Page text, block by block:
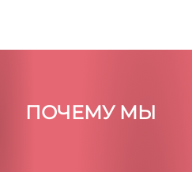
ПОЧЕМУ МЫ